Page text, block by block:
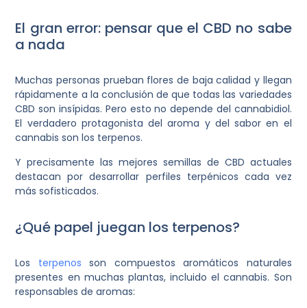
El gran error: pensar que el CBD no sabe
a nada
Muchas personas prueban flores de baja calidad y llegan
rápidamente a la conclusión de que todas las variedades
CBD son insípidas. Pero esto no depende del cannabidiol.
El verdadero protagonista del aroma y del sabor en el
cannabis son los terpenos.
Y precisamente las mejores semillas de CBD actuales
destacan por desarrollar perfiles terpénicos cada vez
más sofisticados.
¿Qué papel juegan los terpenos?
Los terpenos son compuestos aromáticos naturales
presentes en muchas plantas, incluido el cannabis. Son
responsables de aromas: